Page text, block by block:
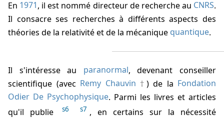
En 1971, il est nommé directeur de recherche au CNRS.
Il consacre ses recherches à différents aspects des
théories de la relativité et de la mécanique quantique.
Il s'intéresse au paranormal, devenant conseiller
scientifique (avec Remy Chauvin ) de la Fondation
Odier De Psychophysique. Parmi les livres et articles
qu'il publie
s6 s7 , en certains sur la nécessité